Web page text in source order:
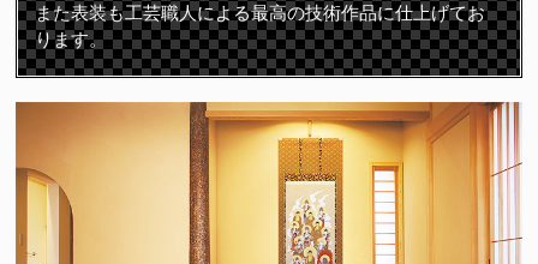
また表装も工芸職人による最高の技術作品に仕上げてお
ります。